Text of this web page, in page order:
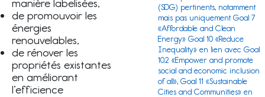
manière labelisées,
de promouvoir les
énergies
renouvelables,
de rénover les
propriétés existantes
en améliorant
l’efficience
(SDG) pertinents, notamment
mais pas uniquement Goal 7
«Affordable and Clean
Energy» Goal 10 «Reduce
Inequality» en lien avec Goal
10.2 «Empower and promote
social and economic inclusion
of all», Goal 11 «Sustainable
Cities and Communities» en